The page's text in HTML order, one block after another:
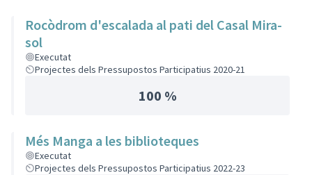
Rocòdrom d'escalada al pati del Casal Mira-
sol
Executat
Projectes dels Pressupostos Participatius 2020-21
100 %
Més Manga a les biblioteques
Executat
Projectes dels Pressupostos Participatius 2022-23